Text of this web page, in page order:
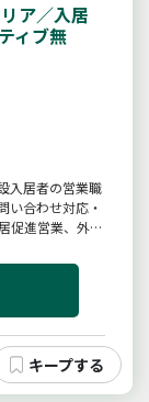
ア／入居
ィブ無
入居者の営業職
い合わせ対応・
促進営業、外回
等のお手伝い